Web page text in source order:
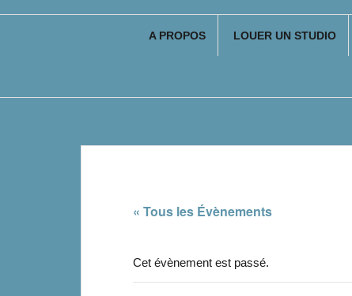
A PROPOS LOUER UN STUDIO
« Tous les Évènements
Cet évènement est passé.